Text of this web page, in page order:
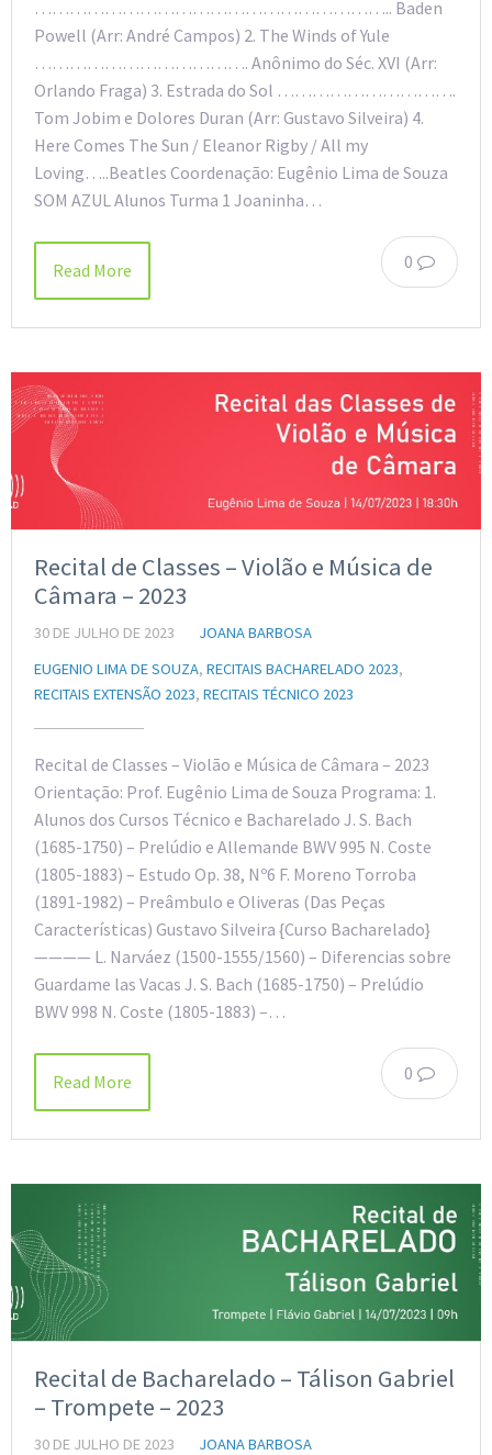
…………………………………………………….. Baden
Powell (Arr: André Campos) 2. The Winds of Yule
………………………………. Anônimo do Séc. XVI (Arr:
Orlando Fraga) 3. Estrada do Sol ………………………….
Tom Jobim e Dolores Duran (Arr: Gustavo Silveira) 4.
Here Comes The Sun / Eleanor Rigby / All my
Loving…..Beatles Coordenação: Eugênio Lima de Souza
SOM AZUL Alunos Turma 1 Joaninha…
0
Read More
Recital de Classes – Violão e Música de
Câmara – 2023
30 DE JULHO DE 2023
JOANA BARBOSA
EUGENIO LIMA DE SOUZA, RECITAIS BACHARELADO 2023,
RECITAIS EXTENSÃO 2023, RECITAIS TÉCNICO 2023
Recital de Classes – Violão e Música de Câmara – 2023
Orientação: Prof. Eugênio Lima de Souza Programa: 1.
Alunos dos Cursos Técnico e Bacharelado J. S. Bach
(1685-1750) – Prelúdio e Allemande BWV 995 N. Coste
(1805-1883) – Estudo Op. 38, Nº6 F. Moreno Torroba
(1891-1982) – Preâmbulo e Oliveras (Das Peças
Características) Gustavo Silveira {Curso Bacharelado}
———— L. Narváez (1500-1555/1560) – Diferencias sobre
Guardame las Vacas J. S. Bach (1685-1750) – Prelúdio
BWV 998 N. Coste (1805-1883) –…
0
Read More
Recital de Bacharelado – Tálison Gabriel
– Trompete – 2023
30 DE JULHO DE 2023
JOANA BARBOSA